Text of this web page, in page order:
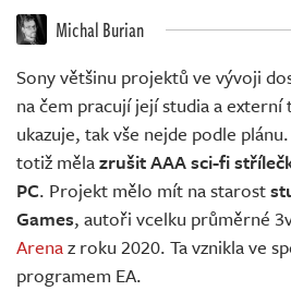
Živě
Michal Burian
Sony většinu projektů ve vývoji
na čem pracují její studia a externí
ukazuje, tak vše nejde podle
totiž mělazrušit AAA sci-fi
PC. Projekt mělo mít na starost
Games, autoři vcelku průměrné
Arenaz roku 2020. Ta vznikla ve
programem EA.